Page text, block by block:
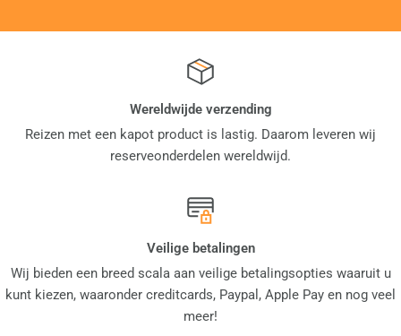
Wereldwijde verzending
Reizen met een kapot product is lastig. Daarom leveren wij
reserveonderdelen wereldwijd.
Veilige betalingen
Wij bieden een breed scala aan veilige betalingsopties waaruit u
kunt kiezen, waaronder creditcards, Paypal, Apple Pay en nog veel
meer!